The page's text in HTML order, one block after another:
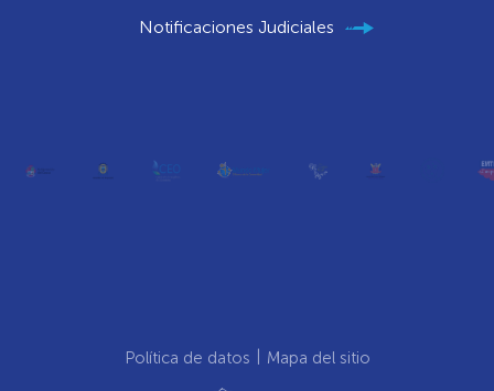
Notificaciones Judiciales
Política de datos Mapa del sitio